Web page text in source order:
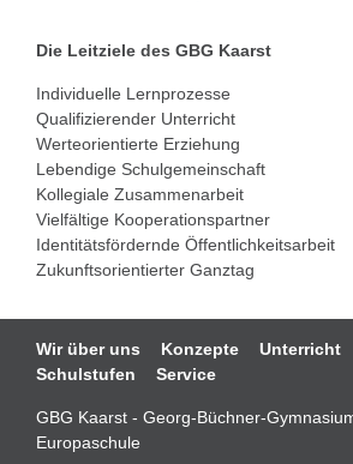
Die Leitziele des GBG Kaarst
Individuelle Lernprozesse
Qualifizierender Unterricht
Werteorientierte Erziehung
Lebendige Schulgemeinschaft
Kollegiale Zusammenarbeit
Vielfältige Kooperationspartner
Identitätsfördernde Öffentlichkeitsarbeit
Zukunftsorientierter Ganztag
Navigation
überspringen
Wir über uns Konzepte Unterricht
Schulstufen
Service
GBG Kaarst - Georg-Büchner-
Europaschule